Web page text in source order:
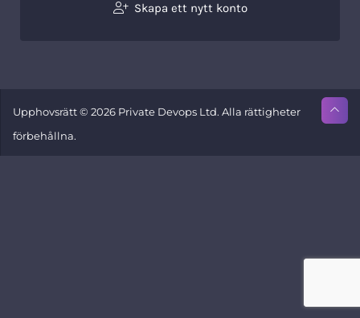
Skapa ett nytt konto
Upphovsrätt © 2026 Private Devops Ltd. Alla rättigheter
förbehållna.